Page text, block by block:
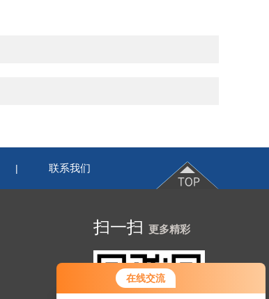
在线交流
| 联系我们
扫一扫 更多精彩